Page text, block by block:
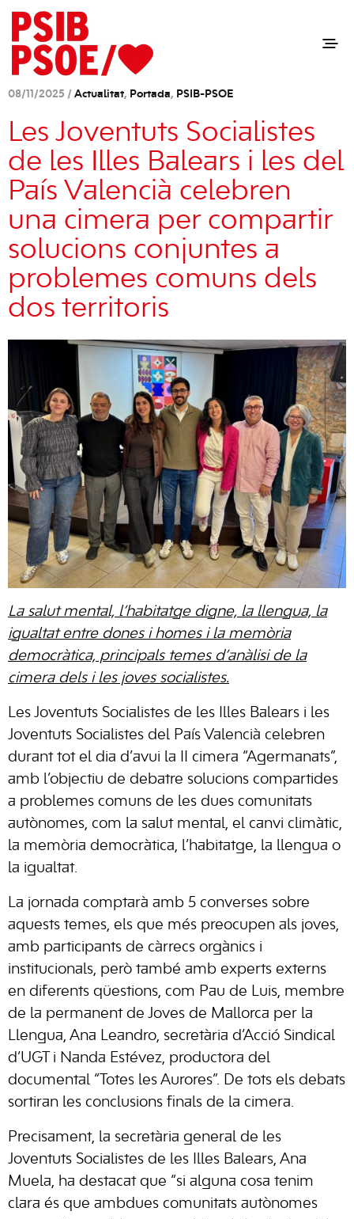
08/11/2025 / Actualitat, Portada, PSIB-PSOE
Les Joventuts Socialistes
de les Illes Balears i les del
País Valencià celebren
una cimera per compartir
solucions conjuntes a
problemes comuns dels
dos territoris
La salut mental, l’habitatge digne, la llengua, la
igualtat entre dones i homes i la memòria
democràtica, principals temes d’anàlisi de la
cimera dels i les joves socialistes.
Les Joventuts Socialistes de les Illes Balears i les
Joventuts Socialistes del País Valencià celebren
durant tot el dia d’avui la II cimera “Agermanats”,
amb l’objectiu de debatre solucions compartides
a problemes comuns de les dues comunitats
autònomes, com la salut mental, el canvi climàtic,
la memòria democràtica, l’habitatge, la llengua o
la igualtat.
La jornada comptarà amb 5 converses sobre
aquests temes, els que més preocupen als joves,
amb participants de càrrecs orgànics i
institucionals, però també amb experts externs
en diferents qüestions, com Pau de Luis, membre
de la permanent de Joves de Mallorca per la
Llengua, Ana Leandro, secretària d’Acció Sindical
d’UGT i Nanda Estévez, productora del
documental “Totes les Aurores”. De tots els debats
sortiran les conclusions finals de la cimera.
Precisament, la secretària general de les
Joventuts Socialistes de les Illes Balears, Ana
Muela, ha destacat que “si alguna cosa tenim
clara és que ambdues comunitats autònomes